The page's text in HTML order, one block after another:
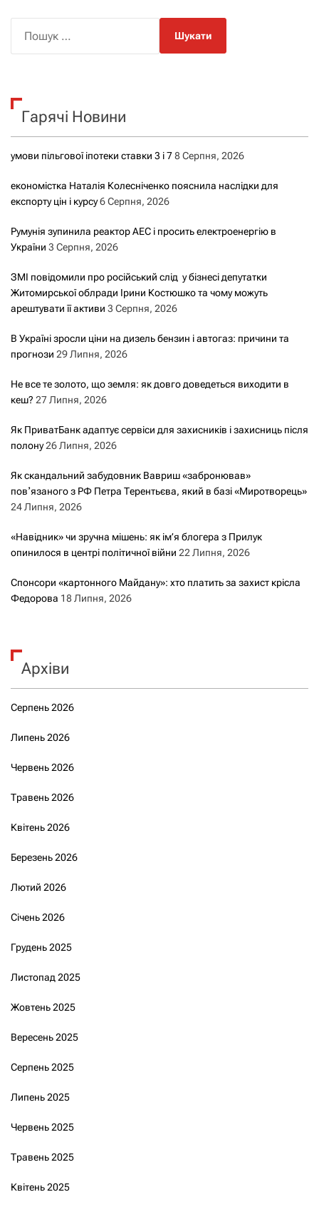
к
Гарячі Новини
умови пільгової іпотеки ставки 3 і 78 Серпня, 2026
економістка Наталія Колесніченко пояснила наслідки для
експорту цін і курсу6 Серпня, 2026
Румунія зупинила реактор АЕС і просить електроенергію в
України 3 Серпня, 2026
ЗМІ повідомили про російський слід у бізнесі депутатки
Житомирської облради Ірини Костюшко та чому можуть
арештувати її активи 3 Серпня, 2026
В Україні зросли ціни на дизель бензин і автогаз: причини та
прогнози 29 Липня, 2026
Не все те золото, що земля: як довго доведеться виходити в
кеш? 27 Липня, 2026
Як ПриватБанк адаптує сервіси для захисників і захисниць після
полону26 Липня, 2026
Як скандальний забудовник Вавриш «забронював»
повʼязаного з РФ Петра Терентьєва, який в базі «Миротворець»
24 Липня, 2026
«Навідник» чи зручна мішень: як ім’я блогера з Прилук
опинилося в центрі політичної війни 22 Липня, 2026
Спонсори «картонного Майдану»: хто платить за захист крісла
Федорова 18 Липня, 2026
Архіви
Серпень 2026
Липень 2026
Червень 2026
Травень 2026
Квітень 2026
Березень 2026
Лютий 2026
Січень 2026
Грудень 2025
Листопад 2025
Жовтень 2025
Вересень 2025
Серпень 2025
Липень 2025
Червень 2025
Травень 2025
Квітень 2025